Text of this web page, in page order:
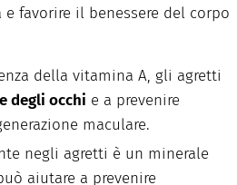
favorire il benessere del corpo
della vitamina A, gli agretti
degli occhi e a prevenire
maculare.
negli agretti è un minerale
aiutare a prevenire